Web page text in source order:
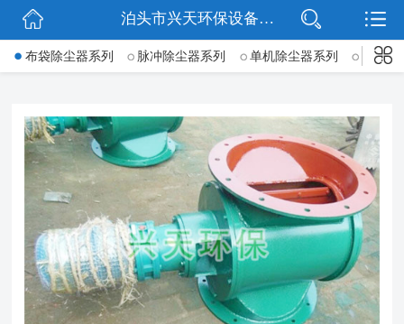
网站首页
新闻动态
产品展示
公司微信
联系我们
泊头市兴天环保设备有限公司
布袋除尘器系列 脉冲除尘器系列 单机除尘器系列 锅炉